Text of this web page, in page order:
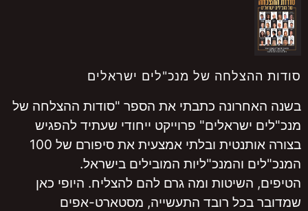
סודות ההצלחה של מנכ"לים ישראלים
בשנה האחרונה כתבתי את הספר "סודות ההצלחה של
מנכ"לים ישראלים" פרוייקט ייחודי שעתיד להפגיש
בצורה אותנטית ובלתי אמצעית את סיפורם של 100
המנכ"לים והמנכ"ליות המובילים בישראל.
הטיפים, השיטות ומה גרם להם להצליח. היופי כאן
שמדובר בכל רובד התעשייה, מסטארט-אפים